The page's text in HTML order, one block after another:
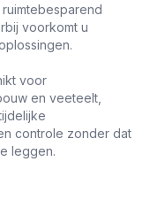
voorkomt u
voor
en veeteelt,
controle zonder dat
leggen.